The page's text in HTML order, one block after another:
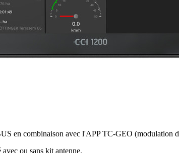
en combinaison avec l'APP TC-GEO (modulation
ou sans kit antenne.